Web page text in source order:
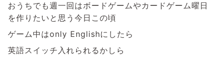
おうちでも週一回はボードゲームやカードゲーム曜日
を作りたいと思う今日この頃
ゲーム中はonly Englishにしたら
英語スイッチ入れられるかしら